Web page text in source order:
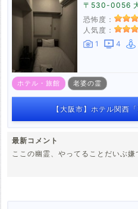
〒530-0056 大
恐怖度：
人気度：
1
4
ホテル・旅館 老婆の霊
【大阪市】ホテル関西
最新コメント
ここの幽霊、やってることだいぶ嫌